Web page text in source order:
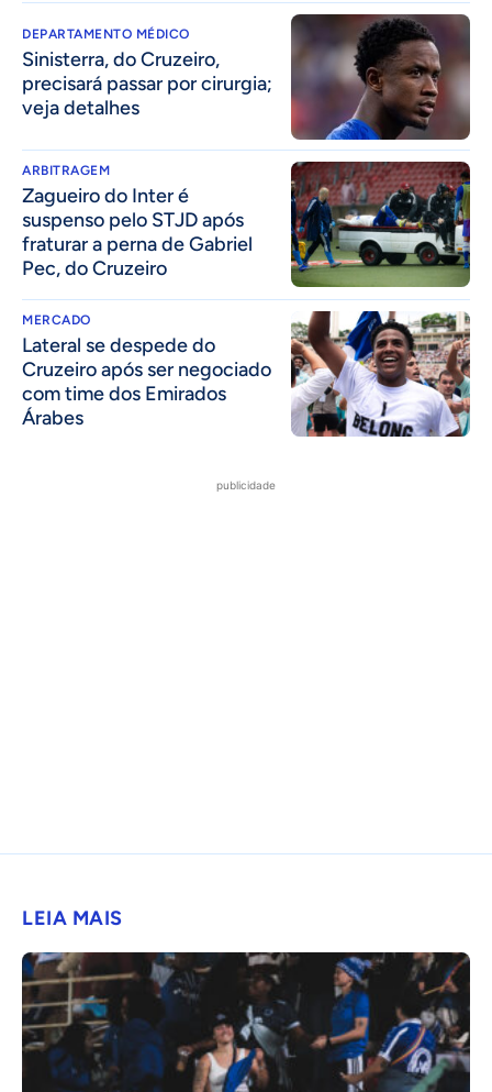
DEPARTAMENTO MÉDICO
Sinisterra, do Cruzeiro,
precisará passar por cirurgia;
veja detalhes
ARBITRAGEM
Zagueiro do Inter é
suspenso pelo STJD após
fraturar a perna de Gabriel
Pec, do Cruzeiro
MERCADO
Lateral se despede do
Cruzeiro após ser negociado
com time dos Emirados
Árabes
publicidade
LEIA MAIS